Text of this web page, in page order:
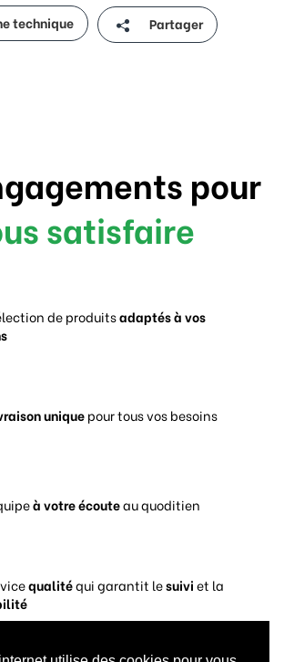
technique Partager
pour
satisfaire
de produitsadaptés à vos
uniquepour tous vos besoins
à votre écouteau quoditien
qualitéqui garantit lesuiviet la